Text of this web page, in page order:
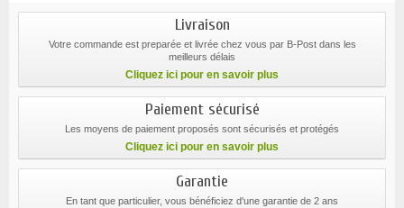
Livraison
Votre commande est preparée et livrée chez vous par B-Post dans les
meilleurs délais
Cliquez ici pour en savoir plus
Paiement sécurisé
Les moyens de paiement proposés sont sécurisés et protégés
Cliquez ici pour en savoir plus
Garantie
En tant que particulier, vous bénéficiez d'une garantie de 2 ans